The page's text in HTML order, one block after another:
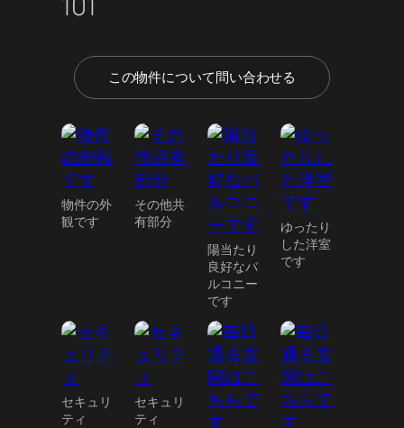
この物件について問い合わせる
物件の外
観です
その他共
有部分
陽当たり
良好なバ
ルコニー
です
ゆったり
した洋室
です
セキュリ
ティ
セキュリ
ティ